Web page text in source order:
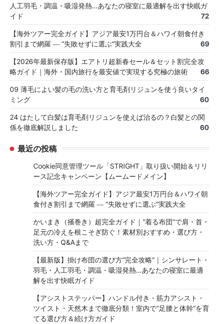
人工羽毛・調温・吸湿発熱…あなたの寝室に最適解を出す快眠ガ
イド
72
【海外ツアー完全ガイド】アジア最安1万円台＆ハワイ朝食付き
割引まで網羅 ― “失敗せずに選ぶ”実践大全
69
【2026年最新保存版】エアトリ超新春セール＆セット割完全攻
略ガイド｜海外・国内旅行を最安値で実現する究極の旅術
66
09 薄毛によい髪の毛の洗い方と育毛剤リジュンを使う良いタイ
ミング
60
24 はたして白髪は育毛剤リジュンを使えば治るの？白髪との関
係を徹底解説しました
60
最近の投稿
Cookie同意管理ツール「STRIGHT」取り扱い開始＆リリ
ース記念キャンペーン【ムームードメイン】
【海外ツアー完全ガイド】アジア最安1万円台＆ハワイ朝
食付き割引まで網羅 ― “失敗せずに選ぶ”実践大全
かいまき（掻巻き）超完全ガイド｜“着る布団”で肩・首・
足元の冷えを根こそぎ防ぐ！素材別おすすめ・選び方・
洗い方・Q&Aまで
【最新版】掛け布団の選び方“完全攻略”｜シンサレート・
羽毛・人工羽毛・調温・吸湿発熱…あなたの寝室に最適
解を出す快眠ガイド
【アシストステッパー】ハンドル付き・筋力アシスト・
ツイスト・天然木まで徹底分類！室内で“足腰と体幹”を育
てる選び方＆続け方ガイド